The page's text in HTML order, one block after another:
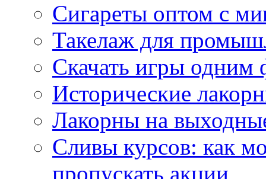
Сигареты оптом с
Такелаж для
Скачать игры одним
Исторические
Лакорны на
Сливы курсов: как
пропускать акции